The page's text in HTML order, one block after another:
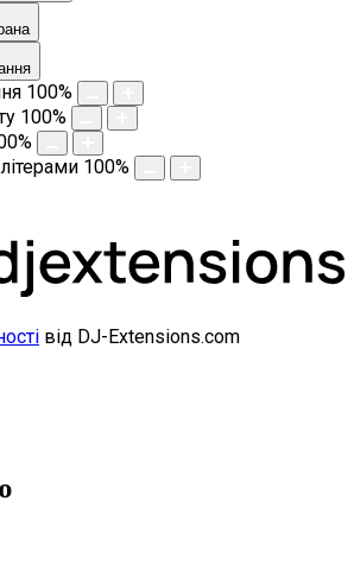
100%
100%
%
100%
від DJ-Extensions.com